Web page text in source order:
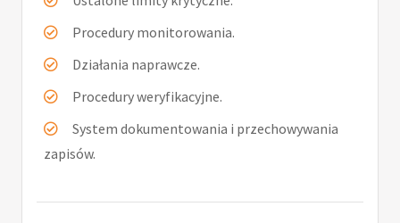
Procedury monitorowania.
Działania naprawcze.
Procedury weryfikacyjne.
System dokumentowania i przechowywania
zapisów.